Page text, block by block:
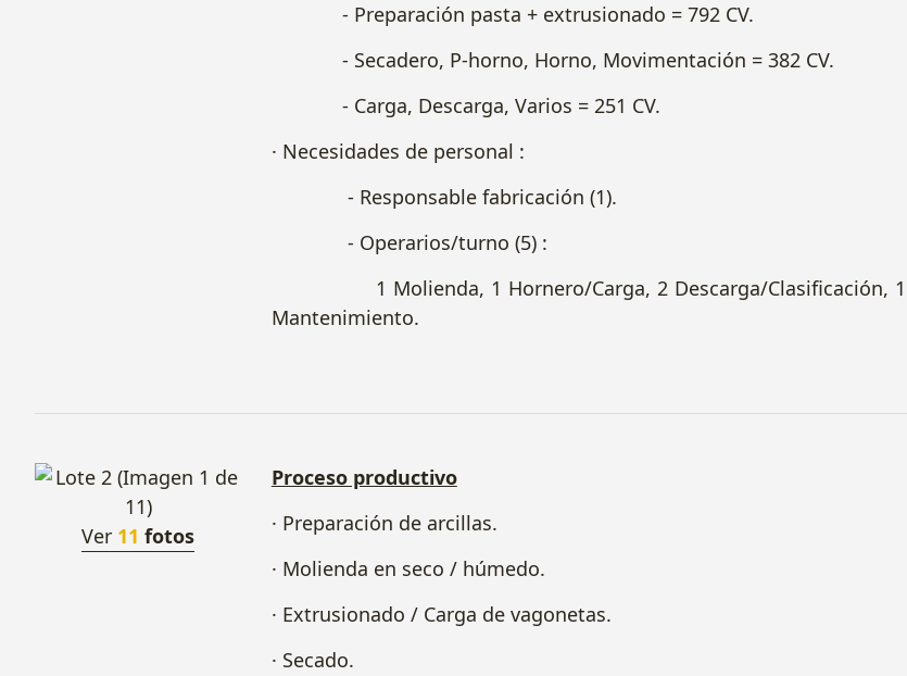
- Preparación pasta + extrusionado = 792 CV.
- Secadero, P-horno, Horno, Movimentación = 382 CV.
- Carga, Descarga, Varios = 251 CV.
· Necesidades de personal :
- Responsable fabricación (1).
- Operarios/turno (5) :
1 Molienda, 1 Hornero/Carga, 2 Descarga/Clasificación, 1
Mantenimiento.
Ver 11 fotos
Proceso productivo
· Preparación de arcillas.
· Molienda en seco / húmedo.
· Extrusionado / Carga de vagonetas.
· Secado.